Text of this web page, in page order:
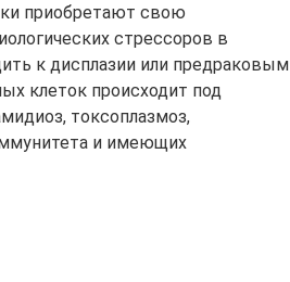
приобретают свою
стрессоров в
к дисплазии или предраковым
клеток происходит под
токсоплазмоз,
и имеющих